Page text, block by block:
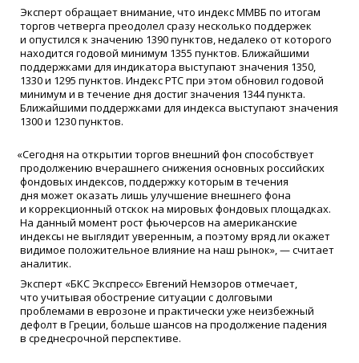
Эксперт обращает внимание, что индекс ММВБ по итогам
торгов четверга преодолел сразу несколько поддержек
и опустился к значению 1390 пунктов, недалеко от которого
находится годовой минимум 1355 пунктов. Ближайшими
поддержками для индикатора выступают значения 1350,
1330 и 1295 пунктов. Индекс РТС при этом обновил годовой
минимум и в течение дня достиг значения 1344 пункта.
Ближайшими поддержками для индекса выступают значения
1300 и 1230 пунктов.
«Сегодня на открытии торгов внешний фон способствует
продолжению вчерашнего снижения основных российских
фондовых индексов, поддержку которым в течения
дня может оказать лишь улучшение внешнего фона
и коррекционный отскок на мировых фондовых площадках.
На данный момент рост фьючерсов на американские
индексы не выглядит уверенным, а поэтому вряд ли окажет
видимое положительное влияние на наш рынок», — считает
аналитик.
Эксперт «БКС Экспресс» Евгений Немзоров отмечает,
что учитывая обострение ситуации с долговыми
проблемами в еврозоне и практически уже неизбежный
дефолт в Греции, больше шансов на продолжение падения
в среднесрочной перспективе.